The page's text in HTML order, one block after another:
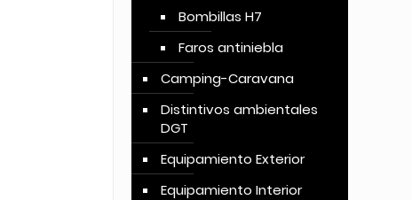
Bombillas H7
Faros antiniebla
Camping-Caravana
Distintivos ambientales
DGT
Equipamiento Exterior
Equipamiento Interior